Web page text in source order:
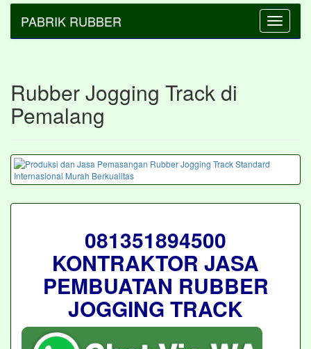
Toggle
PABRIK RUBBER
Rubber Jogging Track di
Pemalang
081351894500
KONTRAKTOR JASA
PEMBUATAN RUBBER
JOGGING TRACK